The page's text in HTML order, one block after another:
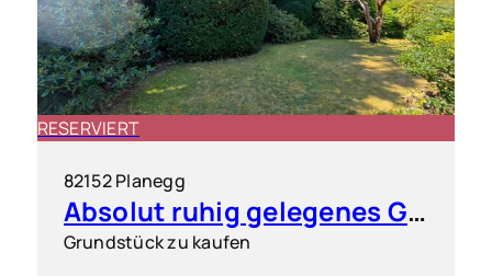
RESERVIERT
82152 Planegg
Absolut ruhig gelegenes Grundstück in exklusiver Wohnlage
Grundstück zu kaufen